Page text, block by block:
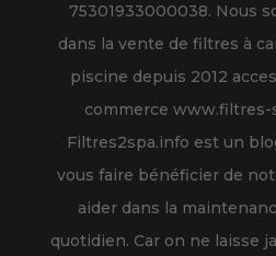
75301933000038. Nous
dans la vente de filtres à
piscine depuis 2012
commerce www.filtres-
Filtres2spa.info est un
vous faire bénéficier de
aider dans la
quotidien. Car on ne laisse